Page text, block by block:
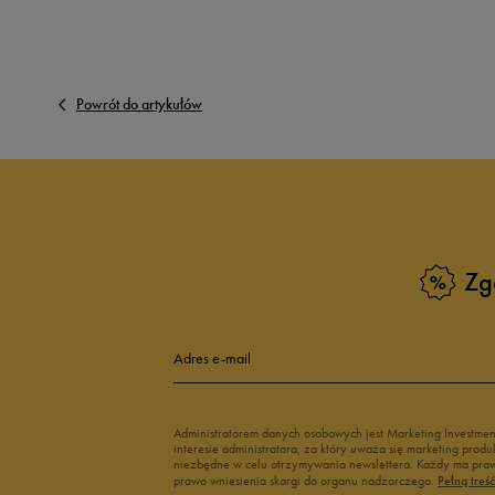
Powrót do artykułów
Adres e-mail
Administratorem danych osobowych jest Marketing
interesie administratora, za który uważa się marketing
niezbędne w celu otrzymywania newslettera. Każdy ma
prawo wniesienia skargi do organu nadzorczego. Pełną